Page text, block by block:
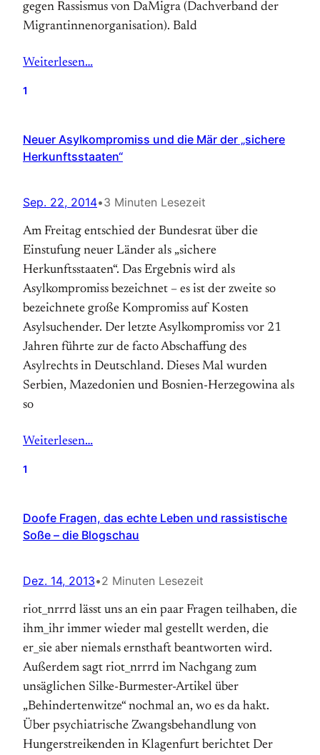
gegen Rassismus von DaMigra (Dachverband der
Migrantinnenorganisation). Bald
Weiterlesen…
1
Neuer Asylkompromiss und die Mär der „sichere
Herkunftsstaaten“
Sep. 22, 2014•3 Minuten Lesezeit
Am Freitag entschied der Bundesrat über die
Einstufung neuer Länder als „sichere
Herkunftsstaaten“. Das Ergebnis wird als
Asylkompromiss bezeichnet – es ist der zweite so
bezeichnete große Kompromiss auf Kosten
Asylsuchender. Der letzte Asylkompromiss vor 21
Jahren führte zur de facto Abschaffung des
Asylrechts in Deutschland. Dieses Mal wurden
Serbien, Mazedonien und Bosnien-Herzegowina als
so
Weiterlesen…
1
Doofe Fragen, das echte Leben und rassistische
Soße – die Blogschau
Dez. 14, 2013•2 Minuten Lesezeit
riot_nrrrd lässt uns an ein paar Fragen teilhaben, die
ihm_ihr immer wieder mal gestellt werden, die
er_sie aber niemals ernsthaft beantworten wird.
Außerdem sagt riot_nrrrd im Nachgang zum
unsäglichen Silke-Burmester-Artikel über
„Behindertenwitze“ nochmal an, wo es da hakt.
Über psychiatrische Zwangsbehandlung von
Hungerstreikenden in Klagenfurt berichtet Der